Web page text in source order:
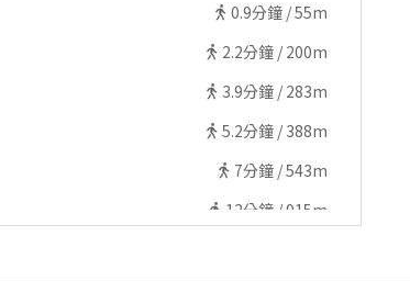
0.9分鐘 /55m
2.2分鐘 / 200m
3.9分鐘 / 283m
5.2分鐘 / 388m
7分鐘 /543m
12分鐘 /915m